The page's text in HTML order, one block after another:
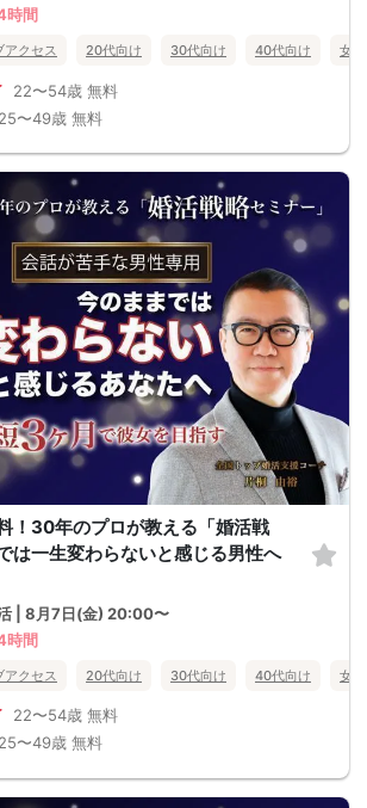
時間
アクセス 20代向け 30代向け 40代向け 女
22〜54歳 無料
25〜49歳 無料
！30年のプロが教える「婚活戦
は一生変わらないと感じる男性へ
| 8月7日(金) 20:00〜
時間
アクセス 20代向け 30代向け 40代向け 女
22〜54歳 無料
25〜49歳 無料